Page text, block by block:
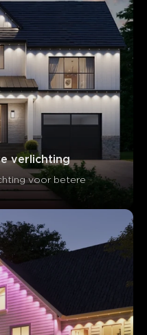
verlichting
voor betere